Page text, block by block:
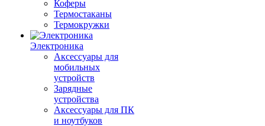
Коферы
Термостаканы
Термокружки
Электроника
Аксессуары для
мобильных
устройств
Зарядные
устройства
Аксессуары для ПК
и ноутбуков